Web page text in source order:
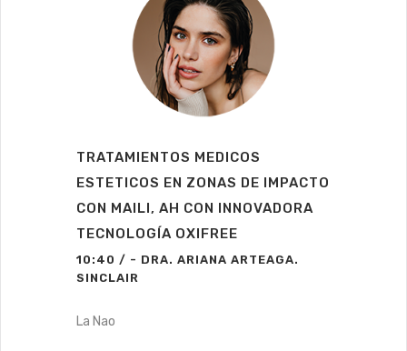
TRATAMIENTOS MEDICOS
ESTETICOS EN ZONAS DE IMPACTO
CON MAILI, AH CON INNOVADORA
TECNOLOGÍA OXIFREE
10:40 / - DRA. ARIANA ARTEAGA.
SINCLAIR
La Nao